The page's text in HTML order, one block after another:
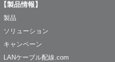
【製品情報】
製品
ソリューション
キャンペーン
LANケーブル配線.com